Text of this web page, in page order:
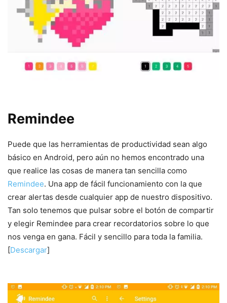
Remindee
Puede que las herramientas de productividad sean algo
básico en Android, pero aún no hemos encontrado una
que realice las cosas de manera tan sencilla como
Remindee. Una app de fácil funcionamiento con la que
crear alertas desde cualquier app de nuestro dispositivo.
Tan solo tenemos que pulsar sobre el botón de compartir
y elegir Remindee para crear recordatorios sobre lo que
nos venga en gana. Fácil y sencillo para toda la familia.
[Descargar]